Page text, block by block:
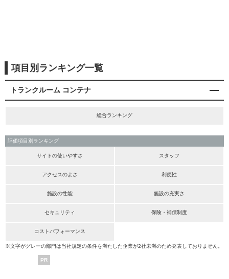
項目別ランキング一覧
トランクルーム コンテナ
総合ランキング
評価項目別ランキング
サイトの使いやすさ スタッフ
アクセスのよさ 利便性
施設の性能 施設の充実さ
セキュリティ 保険・補償制度
コストパフォーマンス
※文字がグレーの部門は当社規定の条件を満たした企業が2社未満のため発表しておりません。
PR